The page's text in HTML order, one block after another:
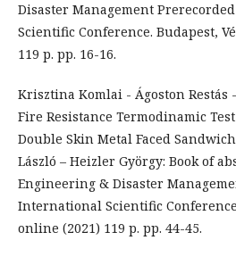
Disaster Management
Scientific Conference. Budapest,
119 p. pp. 16-16.
Krisztina Komlai - Ágoston Restás
Fire Resistance Termodinamic
Double Skin Metal Faced
László – Heizler György: Book of
Engineering & Disaster
International Scientific
online (2021) 119 p. pp. 44-45.